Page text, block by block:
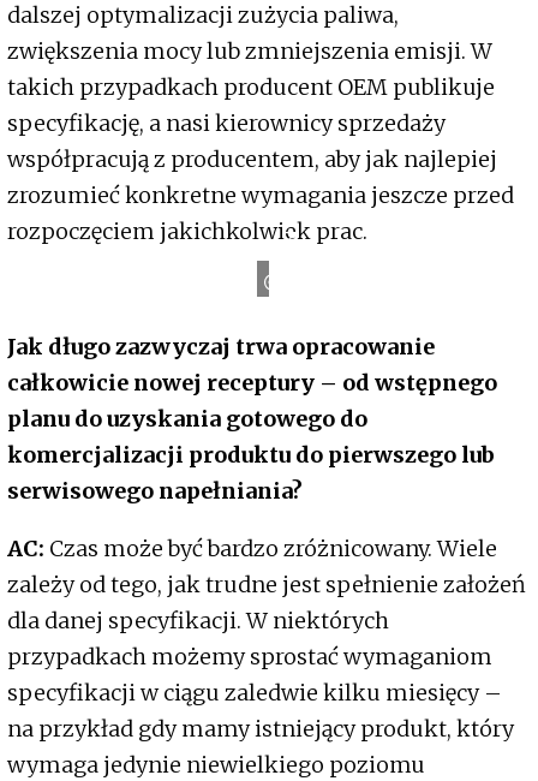
dalszej optymalizacji zużycia paliwa,
zwiększenia mocy lub zmniejszenia emisji. W
takich przypadkach producent OEM publikuje
specyfikację, a nasi kierownicy sprzedaży
współpracują z producentem, aby jak najlepiej
zrozumieć konkretne wymagania jeszcze przed
rozpoczęciem jakichkolwiek prac.
Castrol
Jak długo zazwyczaj trwa opracowanie
całkowicie nowej receptury – od wstępnego
planu do uzyskania gotowego do
komercjalizacji produktu do pierwszego lub
serwisowego napełniania?
AC: Czas może być bardzo zróżnicowany. Wiele
zależy od tego, jak trudne jest spełnienie założeń
dla danej specyfikacji. W niektórych
przypadkach możemy sprostać wymaganiom
specyfikacji w ciągu zaledwie kilku miesięcy –
na przykład gdy mamy istniejący produkt, który
wymaga jedynie niewielkiego poziomu